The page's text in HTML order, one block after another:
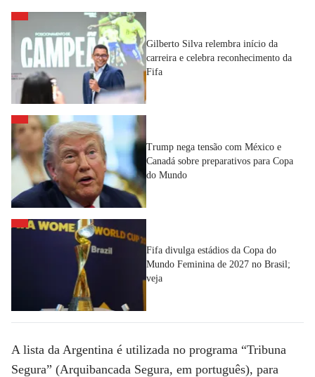
Gilberto Silva relembra início da
carreira e celebra reconhecimento da
Fifa
Trump nega tensão com México e
Canadá sobre preparativos para Copa
do Mundo
Fifa divulga estádios da Copa do
Mundo Feminina de 2027 no Brasil;
veja
A lista da Argentina é utilizada no programa “Tribuna
Segura” (Arquibancada Segura, em português), para